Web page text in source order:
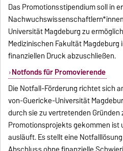
Das Promotionsstipendium soll in
Universität Magdeburg zu
Medizinischen Fakultät Magdeburg
finanziellen Druck abzuschließen.
Notfonds für Promovierende
Die Notfall-Förderung richtet sich
von-Guericke-Universität
durch sie zu vertretenden
Promotionsprojekts gekommen ist
ausläuft. Es stellt eine